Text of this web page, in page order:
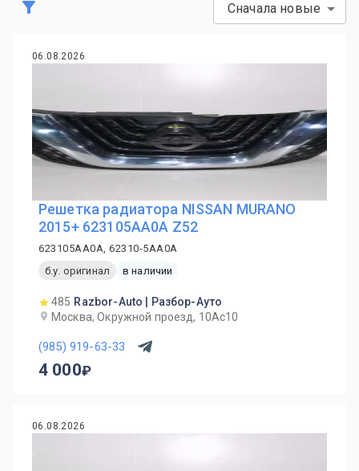
Сначала новые
06.08.2026
Решетка радиатора NISSAN MURANO
2015+ 623105AA0A Z52
623105AA0A, 62310-5AA0A
б.у. оригинал
в наличии
485 Razbor-Auto | Разбор-Ауто
Москва, Окружной проезд, 10Ас10
(985) 919-63-33
4 000
06.08.2026